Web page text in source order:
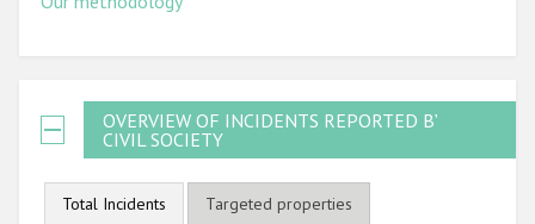
OVERVIEW OF INCIDENTS REPORTED BY
CIVIL SOCIETY
Total Incidents
Targeted properties